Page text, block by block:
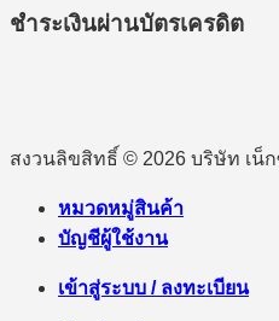
ชำระเงินผ่านบัตรเครดิต
สงวนลิขสิทธิ์ © 2026 บริษัท เน็
หมวดหมู่สินค้า
บัญชีผู้ใช้งาน
เข้าสู่ระบบ / ลงทะเบียน